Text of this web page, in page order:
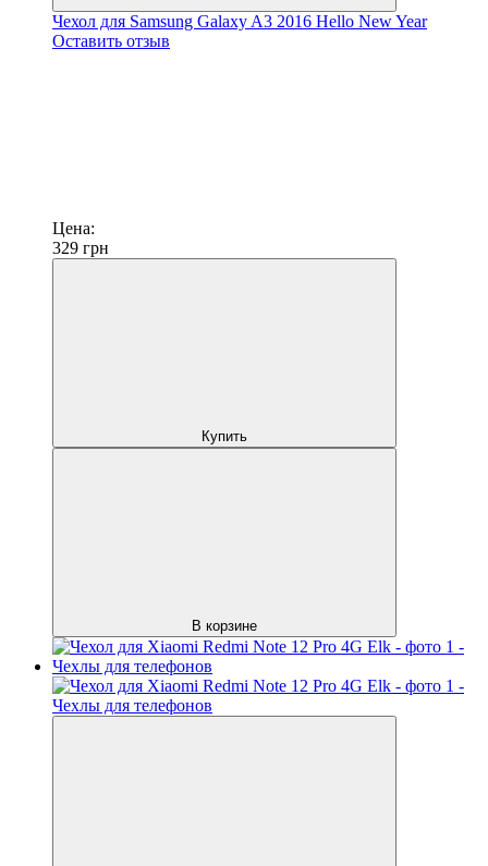
Чехол для Samsung Galaxy A3 2016 Hello New Year
Оставить отзыв
Цена:
329 грн
Купить
В корзине